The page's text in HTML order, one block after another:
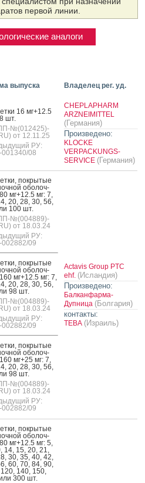
первой линии.
аналоги
выпуска Владелец рег. уд.
16 мг+12.5
шт.
№(012425)-
от 12.11.25
РУ:
08
CHEPLAPHARM
ARZNEIMITTEL
(Германия)
Произведено:
KLOCKE
VERPACKUNGS-
SERVICE (Германия)
пок­ры­тые
обо­лоч­
мг+12.5 мг: 7,
20, 28, 30, 56,
100 шт.
№(004889)-
от 18.03.24
РУ:
09
пок­ры­тые
обо­лоч­
мг+12.5 мг: 7,
20, 28, 30, 56,
98 шт.
№(004889)-
от 18.03.24
РУ:
09
пок­ры­тые
обо­лоч­
мг+25 мг: 7,
20, 28, 30, 56,
98 шт.
№(004889)-
от 18.03.24
РУ:
09
Actavis Group PTC
ehf. (Исландия)
Произведено:
Балканфарма-
Дупница (Болгария)
контакты:
ТЕВА (Израиль)
пок­ры­тые
обо­лоч­
мг+12.5 мг: 5,
14, 15, 20, 21,
30, 35, 40, 42,
60, 70, 84, 90,
140, 150,
300 шт.